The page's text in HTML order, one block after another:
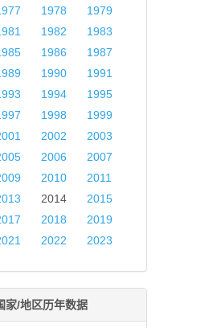
1978
1979
1982
1983
1986
1987
1990
1991
1994
1995
1998
1999
2002
2003
2006
2007
2010
2011
2014
2015
2018
2019
2022 2023
家/地区历年数据